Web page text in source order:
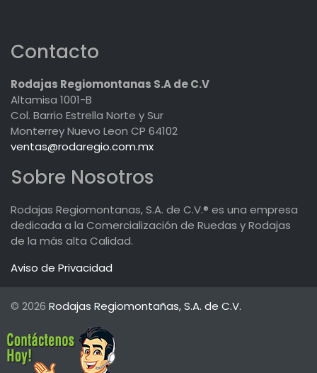
Contacto
Rodajas Regiomontanas S.A de C.V
Altamisa 1001-B
Col. Barrio Estrella Norte y Sur
Monterrey Nuevo Leon CP 64102
ventas@rodaregio.com.mx
Sobre Nosotros
Rodajas Regiomontanas, S.A. de C.V.® es una empresa
dedicada a la Comercialización de Ruedas y Rodajas
de la más alta Calidad.
Aviso de Privacidad
© 2026 Rodajas Regiomontañas, S.A. de C.V.